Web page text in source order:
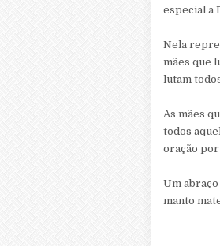
especial a
Nela
mães que
lutam
As mães
todos
oração por
Um abraço
manto